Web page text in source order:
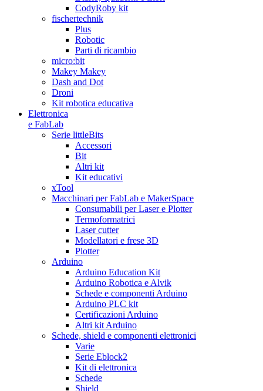
CodyRoby kit
fischertechnik
Plus
Robotic
Parti di ricambio
micro:bit
Makey Makey
Dash and Dot
Droni
Kit robotica educativa
Elettronica
e FabLab
Serie littleBits
Accessori
Bit
Altri kit
Kit educativi
xTool
Macchinari per FabLab e MakerSpace
Consumabili per Laser e Plotter
Termoformatrici
Laser cutter
Modellatori e frese 3D
Plotter
Arduino
Arduino Education Kit
Arduino Robotica e Alvik
Schede e componenti Arduino
Arduino PLC kit
Certificazioni Arduino
Altri kit Arduino
Schede, shield e componenti elettronici
Varie
Serie Eblock2
Kit di elettronica
Schede
Shield